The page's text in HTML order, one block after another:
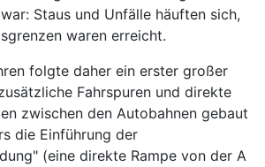
Staus und Unfälle häuften sich,
waren erreicht.
folgte daher ein erster großer
Fahrspuren und direkte
zwischen den Autobahnen gebaut
die Einführung der
(eine direkte Rampe von der A